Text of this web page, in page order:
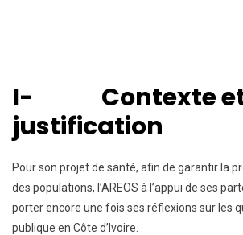
I- Contexte
justification
Pour son projet de santé, afin de garantir la
des populations, l’AREOS à l’appui de ses
porter encore une fois ses réflexions sur les
publique en Côte d’Ivoire.